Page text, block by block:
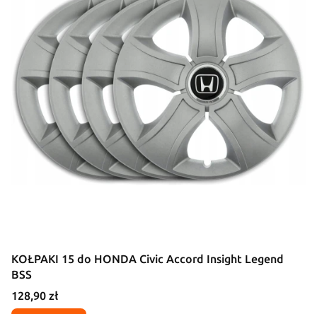
KOŁPAKI 15 do HONDA Civic Accord Insight Legend
BSS
Cena
128,90 zł